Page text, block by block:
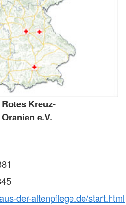
Kreuz-
e.V.
der-altenpflege.de/start.html